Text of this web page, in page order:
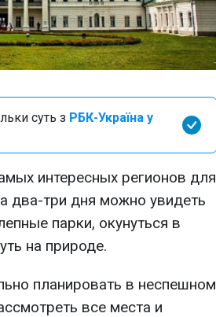
суть з РБК-Україна у
интересных регионов для
два-три дня можно увидеть
парки, окунуться в
на природе.
планировать в неспешном
все места и